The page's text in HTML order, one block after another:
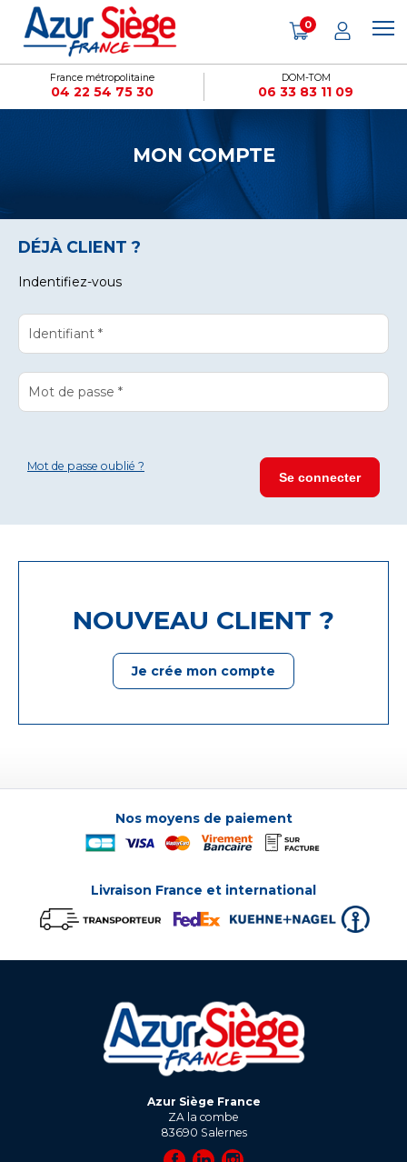
France métropolitaine
04 22 54 75 30
DOM-TOM
06 33 83 11 09
0
MON COMPTE
DÉJÀ CLIENT ?
Indentifiez-vous
Mot de passe oublié ?
NOUVEAU CLIENT ?
Je crée mon compte
Nos moyens de paiement
Livraison France et international
Azur Siège France
ZA la combe
83690 Salernes
Cookies management panel